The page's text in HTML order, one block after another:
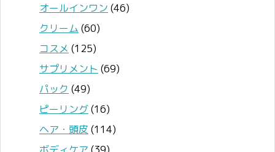
オールインワン (46)
クリーム (60)
コスメ (125)
サプリメント (69)
パック (49)
ピーリング(16)
ヘア・頭皮 (114)